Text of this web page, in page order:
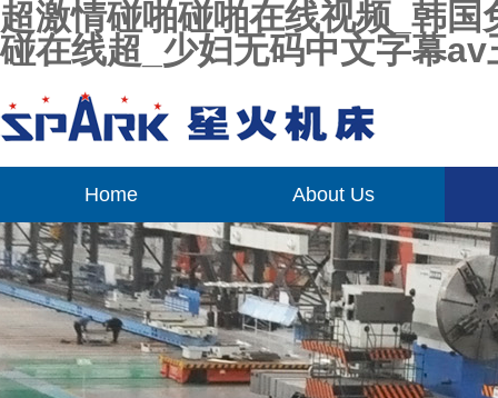
超激情碰啪碰啪在线视频_韩
碰在线超_少妇无码中文字幕av
Home About Us